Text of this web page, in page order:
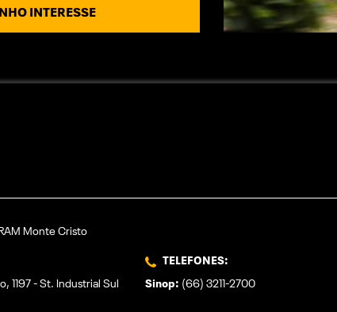
INTERESSE
RAM Monte Cristo
1197 - St. Industrial Sul
TELEFONES:
Sinop: (66) 3211-2700